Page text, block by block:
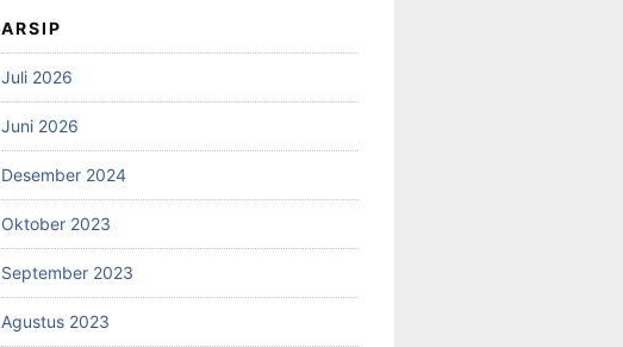
ARSIP
Juli 2026
Juni 2026
Desember 2024
Oktober 2023
September 2023
Agustus 2023